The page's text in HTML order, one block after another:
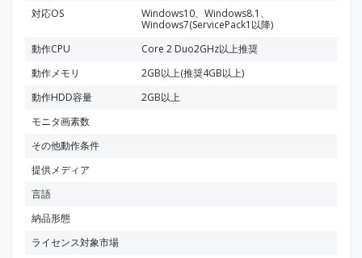
対応OS
Windows10、Windows8.1、
Windows7(ServicePack1以降)
動作CPU
Core 2 Duo2GHz以上推奨
動作メモリ
2GB以上(推奨4GB以上)
動作HDD容量
2GB以上
モニタ画素数
その他動作条件
提供メディア
言語
納品形態
ライセンス対象市場